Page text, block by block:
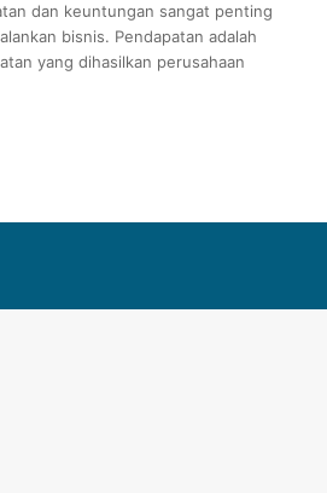
dan keuntungan sangat penting
bisnis. Pendapatan adalah
yang dihasilkan perusahaan